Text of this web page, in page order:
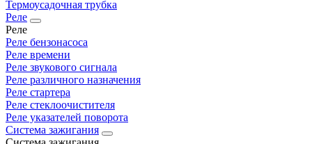
Термоусадочная трубка
Реле
Реле
Реле бензонасоса
Реле времени
Реле звукового сигнала
Реле различного назначения
Реле стартера
Реле стеклоочистителя
Реле указателей поворота
Система зажигания